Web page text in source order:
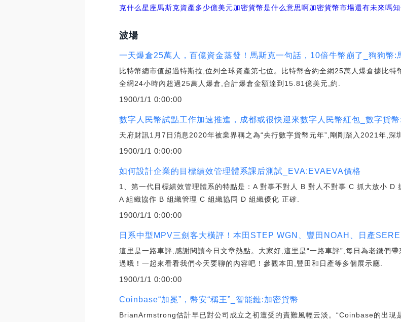
克什么星座馬斯克資產多少億美元加密貨幣是什么意思啊加密貨幣市場還有未來嗎
波場
一天爆倉25萬人，百億資金蒸發！馬斯克一句話，10倍牛幣崩了_狗狗幣:
比特幣總市值超過特斯拉,位列全球資產第七位。比特幣合約全網25萬人爆倉據比
全網24小時內超過25萬人爆倉,合計爆倉金額達到15.81億美元,約.
1900/1/1 0:00:00
數字人民幣試點工作加速推進，成都或很快迎來數字人民幣紅包_數字貨
天府財訊1月7日消息2020年被業界稱之為“央行數字貨幣元年”,剛剛踏入2021年,深
1900/1/1 0:00:00
如何設計企業的目標績效管理體系課后測試_EVA:EVAEVA價格
1、第一代目標績效管理體系的特點是：A 對事不對人 B 對人不對事 C 抓大放小 D
A 組織協作 B 組織管理 C 組織協同 D 組織優化 正確.
1900/1/1 0:00:00
日系中型MPV三劍客大橫評！本田STEP WGN、豐田NOAH、日產
這里是一路車評,感謝閱讀今日文章熱點。大家好,這里是“一路車評”,每日為老鐵們
過哦！一起來看看我們今天要聊的內容吧！參觀本田,豐田和日產等多個展示廳.
1900/1/1 0:00:00
Coinbase“加冕”，幣安“稱王”_智能鏈:加密貨幣
BrianArmstrong估計早已對公司成立之初遭受的責難風輕云淡。“Coinbase的出現